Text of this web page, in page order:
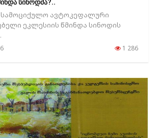
სინოდმა?..
ავტოკეფალური
ეკლესიის წმინდა სინოდის
1 286